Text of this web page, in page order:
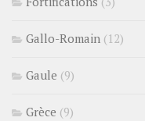
Gallo-Romain (12)
Gaule (9)
Grèce (9)